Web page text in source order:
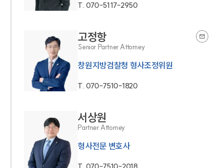
T. 070-5117-2950
고정항
Senior Partner Attorney
창원지방검찰청 형사조정위원
T. 070-7510-1820
서상원
Partner Attorney
형사전문 변호사